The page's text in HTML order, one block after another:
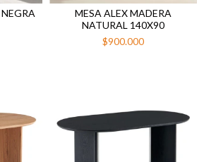
MESA ALEX MADERA
NATURAL 140X90
$900.000